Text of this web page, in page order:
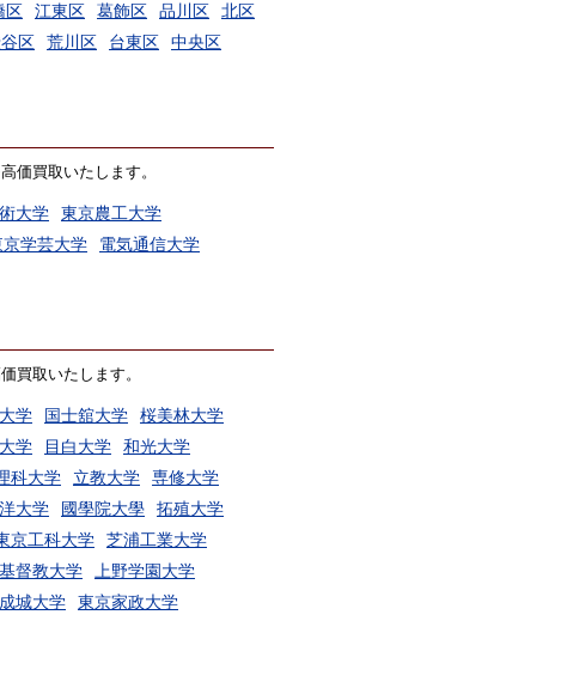
区 江東区 葛飾区 品川区
北区
区 荒川区 台東区
中央区
価買取いたします。
大学
東京農工大学
京学芸大学
電気通信大学
買取いたします。
学 国士舘大学
桜美林大学
学 目白大学
和光大学
科大学 立教大学
専修大学
大学 國學院大學
拓殖大学
京工科大学
芝浦工業大学
督教大学
上野学園大学
成城大学
東京家政大学